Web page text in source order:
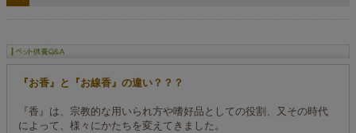
『お香』と『お線香』の違い？？？
『香』は、宗教的な用いられ方や嗜好品としての役割、又その時代
によって、様々にかたちを変えてきました。